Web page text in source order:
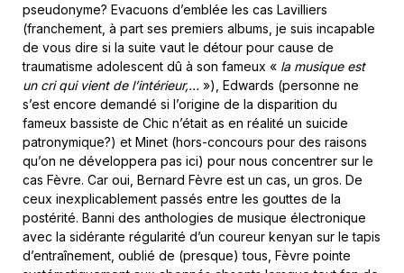
pseudonyme? Evacuons d’emblée les cas Lavilliers
(franchement, à part ses premiers albums, je suis incapable
de vous dire si la suite vaut le détour pour cause de
traumatisme adolescent dû à son fameux « la musique est
un cri qui vient de l’intérieur,… »), Edwards (personne ne
s’est encore demandé si l’origine de la disparition du
fameux bassiste de Chic n’était as en réalité un suicide
patronymique?) et Minet (hors-concours pour des raisons
qu’on ne développera pas ici) pour nous concentrer sur le
cas Fèvre. Car oui, Bernard Fèvre est un cas, un gros. De
ceux inexplicablement passés entre les gouttes de la
postérité. Banni des anthologies de musique électronique
avec la sidérante régularité d’un coureur kenyan sur le tapis
d’entraînement, oublié de (presque) tous, Fèvre pointe